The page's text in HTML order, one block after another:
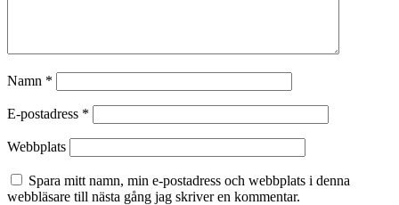
Namn *
E-postadress *
Webbplats
Spara mitt namn, min e-postadress och webbplats i denna
webbläsare till nästa gång jag skriver en kommentar.